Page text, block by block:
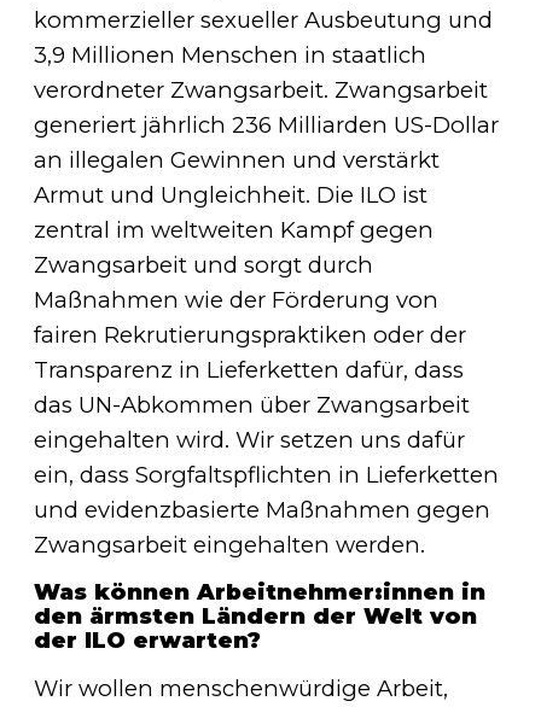
kommerzieller sexueller Ausbeutung und
3,9 Millionen Menschen in staatlich
verordneter Zwangsarbeit. Zwangsarbeit
generiert jährlich 236 Milliarden US-Dollar
an illegalen Gewinnen und verstärkt
Armut und Ungleichheit. Die ILO ist
zentral im weltweiten Kampf gegen
Zwangsarbeit und sorgt durch
Maßnahmen wie der Förderung von
fairen Rekrutierungspraktiken oder der
Transparenz in Lieferketten dafür, dass
das UN-Abkommen über Zwangsarbeit
eingehalten wird. Wir setzen uns dafür
ein, dass Sorgfaltspflichten in Lieferketten
und evidenzbasierte Maßnahmen gegen
Zwangsarbeit eingehalten werden.
Was können Arbeitnehmer:innen in
den ärmsten Ländern der Welt von
der ILO erwarten?
Wir wollen menschenwürdige Arbeit,